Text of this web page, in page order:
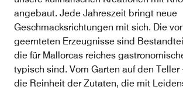
angebaut. Jede Jahreszeit bringt neue
Geschmacksrichtungen mit sich. Die
geernteten Erzeugnisse sind
die für Mallorcas reiches
typisch sind. Vom Garten auf den Teller
die Reinheit der Zutaten, die mit